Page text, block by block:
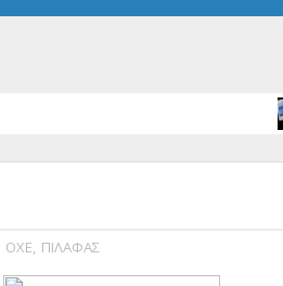
ΟΧΕ, ΠΙΛΑΦΑΣ